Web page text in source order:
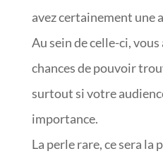
avez certainement une
Au sein de celle-ci, vous
chances de pouvoir
surtout si votre
importance.
La perle rare, ce sera la